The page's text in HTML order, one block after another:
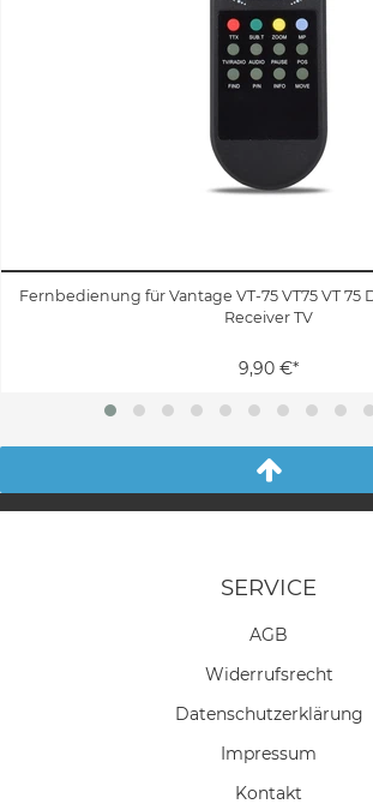
Fernbedienung für Vantage VT-75 VT75 VT 75
Receiver TV
9,90 €*
SERVICE
AGB
Widerrufs­recht
Daten­schutz­erklärung
Impressum
Kontakt